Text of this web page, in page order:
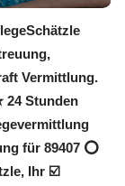
Vermittlung.
24 Stunden
für 89407 ⭕
Ihr ☑️